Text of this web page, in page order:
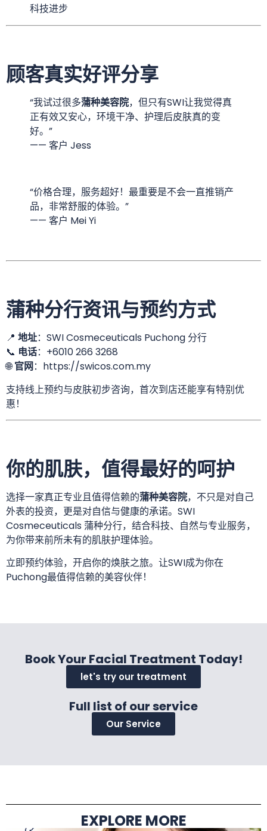
科技进步
顾客真实好评分享
“我试过很多蒲种美容院，但只有SWI让我觉得真
正有效又安心，环境干净、护理后皮肤真的变
好。”
—— 客户 Jess
“价格合理，服务超好！最重要是不会一直推销产
品，非常舒服的体验。”
—— 客户 Mei Yi
蒲种分行资讯与预约方式
📍 地址：SWI Cosmeceuticals Puchong 分行
📞 电话： +6010 266 3268
🌐官网： https://swicos.com.my
支持线上预约与皮肤初步咨询，首次到店还能享有特别优
惠！
你的肌肤，值得最好的呵护
选择一家真正专业且值得信赖的蒲种美容院，不只是对自己
外表的投资，更是对自信与健康的承诺。SWI
Cosmeceuticals 蒲种分行，结合科技、自然与专业服务，
为你带来前所未有的肌肤护理体验。
立即预约体验，开启你的焕肤之旅。让SWI成为你在
Puchong最值得信赖的美容伙伴！
Book Your Facial Treatment Today!
let's try our treatment
Full list of our service
Our Service
EXPLORE MORE